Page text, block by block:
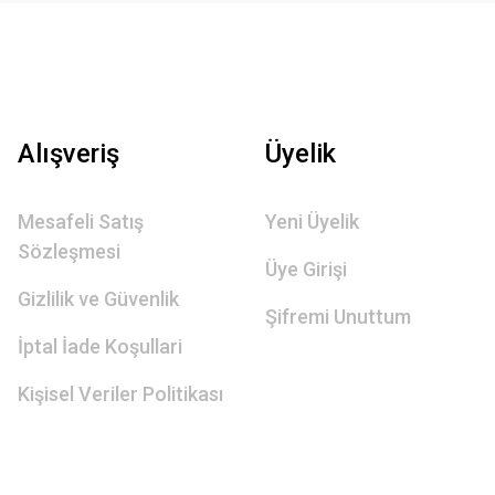
Alışveriş
Mesafeli Satış
Sözleşmesi
Gizlilik ve Güvenlik
İptal İade Koşullari
Kişisel Veriler Politikası
Üyelik
Yeni Üyelik
Üye Girişi
Şifremi Unuttum